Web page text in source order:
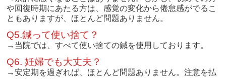
や回復時期にあたる方は、感覚の変化から倦怠感がでるこ
ともありますが、ほとんど問題ありません。
Q5.鍼って使い捨て？
→当院では、すべて使い捨ての鍼を使用しております。
Q6. 妊婦でも大丈夫？
→安定期を過ぎれば、ほとんど問題ありません。注意を払